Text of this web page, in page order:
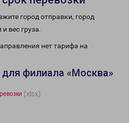
город отправки, город
вес груза.
нет тарифа на
филиала «Москва»
(xlsx)